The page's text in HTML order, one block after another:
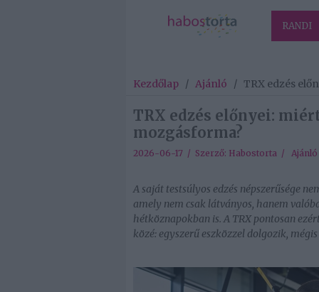
RANDI
Kezdőlap / Ajánló / TRX edzés
TRX edzés előnyei:
mozgásforma?
2026-06-17 / Szerző: Habostorta / Ajánló
A saját testsúlyos edzés népszerűsége
amely nem csak látványos, hanem
hétköznapokban is. A TRX pontosan
közé: egyszerű eszközzel dolgozik,